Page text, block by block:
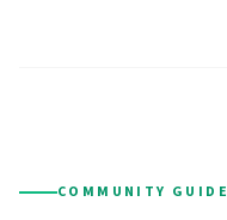
COMMUNITY GUIDE